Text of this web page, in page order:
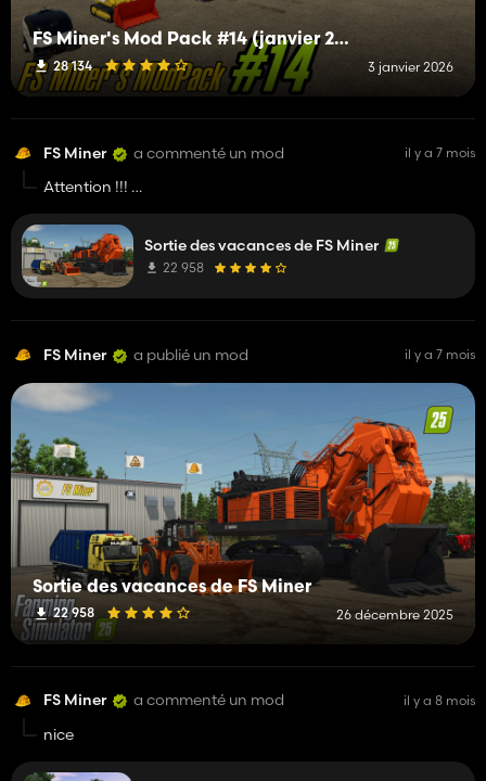
FS Miner's Mod Pack #14 (janvier 2026)
28 134 3 janvier 2026
FS Miner a commenté un mod il y a 7 mois
Attention !!!
container , the HKL man truck is available in modhub for pc
and consoles
- The one in the photo is a personal edit -
Sortie des vacances de FS Miner
22 958
FS Miner a publié un mod il y a 7 mois
Sortie des vacances de FS Miner
22 958 26 décembre 2025
FS Miner a commenté un mod il y a 8 mois
nice